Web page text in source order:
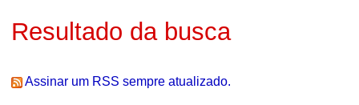
Resultado da busca
Assinar um RSS sempre atualizado.